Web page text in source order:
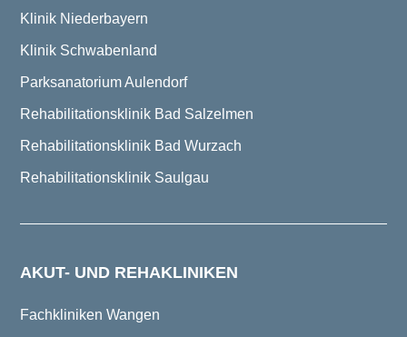
Klinik Niederbayern
Klinik Schwabenland
Parksanatorium Aulendorf
Rehabilitationsklinik Bad Salzelmen
Rehabilitationsklinik Bad Wurzach
Rehabilitationsklinik Saulgau
AKUT- UND REHAKLINIKEN
Fachkliniken Wangen